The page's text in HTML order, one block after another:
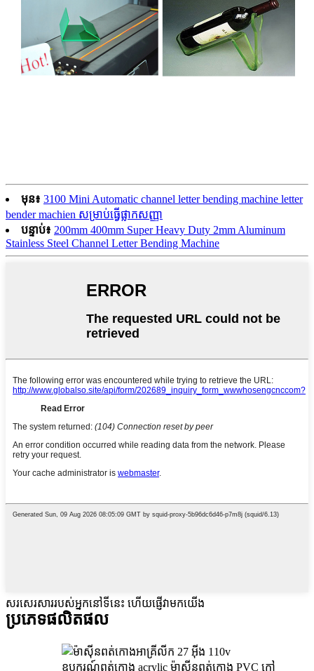
មុន៖ 3100 Mini Automatic channel letter bending machine letter
bender machien សម្រាប់ធ្វើផ្លាកសញ្ញា
បន្ទាប់៖ 200mm 400mm Super Heavy Duty 2mm Aluminum
Stainless Steel Channel Letter Bending Machine
សរសេរសាររបស់អ្នកនៅទីនេះ ហើយផ្ញើវាមកយើង
ប្រភេទផលិតផល